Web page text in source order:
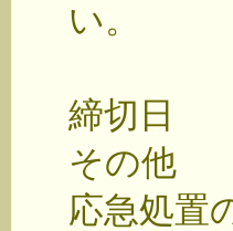
い。
Ｅ－ｍ
締切日
その他
応急処